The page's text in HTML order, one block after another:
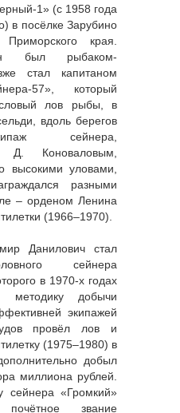
1» (с 1958 года
в посёлке Зарубино
края.
был рыбаком-
стал капитаном
57», который
лов рыбы, в
вдоль берегов
сейнера,
Д. Коноваловым,
высокими уловами,
разными
– орденом Ленина
(1966–1970).
Данилович стал
сейнера
в 1970-х годах
методику добычи
экипажей
провёл лов и
(1975–1980) в
добыл
миллиона рублей.
сейнера «Громкий»
звание